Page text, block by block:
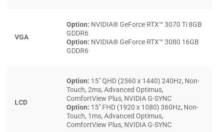
game thủ chuyên nghiệp
đòi hỏi độ ổn định lâu dài.
277.33 x 15.90 mm,Alienware X15 R2thuộc nhómlaptop
trong các dòng cócấu hình mạnh mẽ
mang lại lợi thế lớn cho người dùng cần thiết bị
, đặc biệt là các game thủ thường xuyên di
chuyển hoặc làm việc đa nền tảng. Đây là một lựa chọn
VGA
Option: NVIDIA® GeForce RTX™ 3070 Ti 8GB
GDDR6
Option: NVIDIA® GeForce RTX™ 3080 16GB
GDDR6
LCD
Option: 15″ QHD (2560 x 1440) 240Hz, Non-
Touch, 2ms, Advanced Optimus,
ComfortView Plus, NVIDIA G-SYNC
Option: 15″ FHD (1920 x 1080) 360Hz, Non-
Touch, 1ms, Advanced Optimus,
ComfortView Plus, NVIDIA G-SYNC